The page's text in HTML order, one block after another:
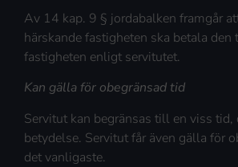
Av 14 kap. 9 § jordabalken framgår
härskande fastigheten ska betala
fastigheten enligt servitutet.
Kan gälla för obegränsad tid
Servitut kan begränsas till en viss
betydelse. Servitut får även gälla för
det vanligaste.